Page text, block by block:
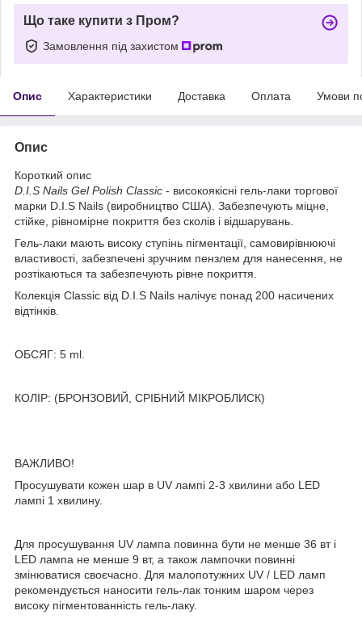
Що таке купити з Пром?
Замовлення під захистом
Опис Характеристики Доставка Оплата Умови
Опис
Короткий опис
D.I.S Nails Gel Polish Classic - високоякісні гель-лаки торгової
марки D.I.S Nails (виробництво США). Забезпечують міцне,
стійке, рівномірне покриття без сколів і відшарувань.
Гель-лаки мають високу ступінь пігментації, самовирівнюючі
властивості, забезпечені зручним пензлем для нанесення, не
розтікаються та забезпечують рівне покриття.
Колекція Сlassic від D.I.S Nails налічує понад 200 насичених
відтінків.
ОБСЯГ: 5 ml.
КОЛІР: (БРОНЗОВИЙ, СРІБНИЙ МІКРОБЛИСК)
ВАЖЛИВО!
Просушувати кожен шар в UV лампі 2-3 хвилини або LED
лампі 1 хвилину.
Для просушування UV лампа повинна бути не менше 36 вт і
LED лампа не менше 9 вт, а також лампочки повинні
змінюватися своєчасно. Для малопотужних UV / LED ламп
рекомендується наносити гель-лак тонким шаром через
високу пігментованність гель-лаку.